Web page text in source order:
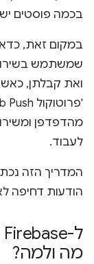
בכמה פוסטים
לעבוד.
המדריך הזה
הודעות דחיפה
ל-Firebase יש ערכת SDK ל-Java
מה ולמה?